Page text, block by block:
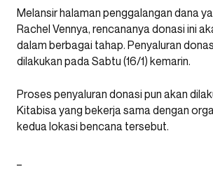
Melansir halaman penggalangan dana
Rachel Vennya, rencananya donasi ini
dalam berbagai tahap. Penyaluran
dilakukan pada Sabtu (16/1) kemarin.
Proses penyaluran donasi pun akan
Kitabisa yang bekerja sama dengan
kedua lokasi bencana tersebut.